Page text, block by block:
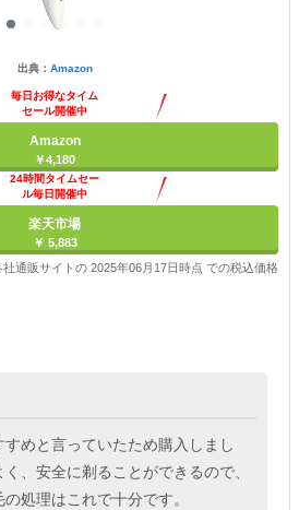
出典： Amazon
毎日お得なタイム
セール開催中
Amazon
￥4,180
24時間タイムセー
ル毎日開催中
楽天市場
￥ 5,883
通販サイトの 2025年06月17日時点 での税込価格
めと言っていたため購入しまし
、安全に剃ることができるので、
処理はこれで十分です。